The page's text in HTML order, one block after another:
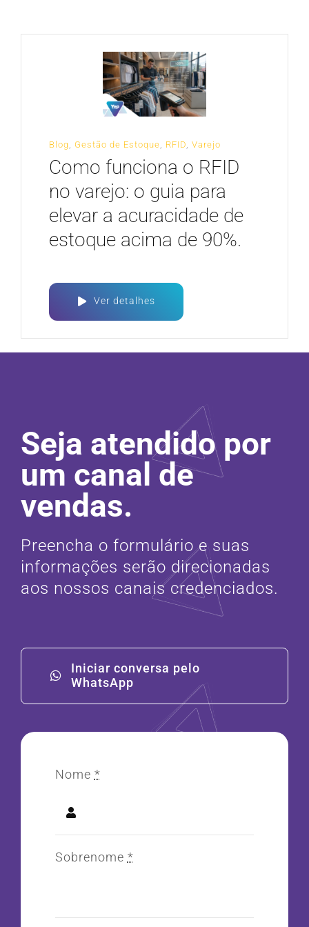
Blog, Gestão de Estoque, RFID, Varejo
Como funciona o RFID
no varejo: o guia para
elevar a acuracidade de
estoque acima de 90%.
Ver detalhes
Seja atendido por
um canal de
vendas.
Preencha o formulário e suas
informações serão direcionadas
aos nossos canais credenciados.
Iniciar conversa pelo
WhatsApp
Nome *
Sobrenome *